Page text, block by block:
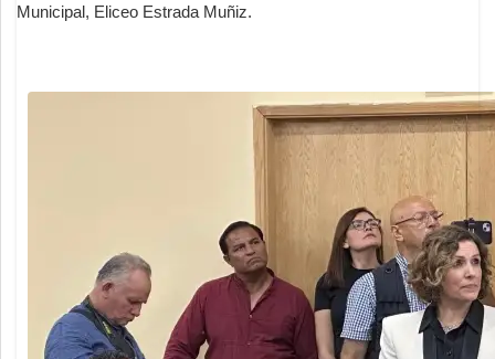
Municipal, Eliceo Estrada Muñiz.